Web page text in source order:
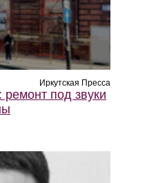
Иркутская Пресса
под звуки